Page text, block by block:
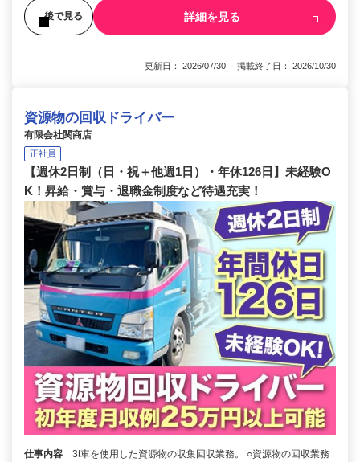
後で見る 詳細を見る
更新日： 2026/07/30 掲載終了日： 2026/10/30
資源物の回収ドライバー
有限会社関商店
正社員
【週休2日制（日・祝＋他週1日）・年休126日】未経験O
K！昇給・賞与・退職金制度など待遇充実！
仕事内容 3t車を使用した資源物の収集回収業務。 ○資源物の回収業務